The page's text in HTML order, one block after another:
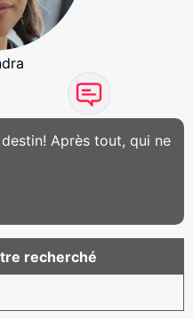
Après tout, qui ne
recherché